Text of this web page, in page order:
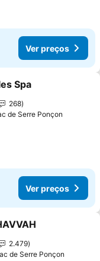
Ver preços
aos favoritos
Spa
268
de Serre Ponçon
Ver preços
aos favoritos
2.479
de Serre Ponçon